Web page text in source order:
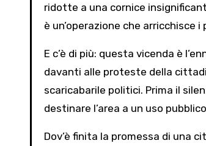
ridotte a una cornice
è un’operazione che
E c’è di più: questa vicenda è
davanti alle proteste della
scaricabarile politici. Prima il
destinare l’area a un uso
Dov’è finita la promessa di una